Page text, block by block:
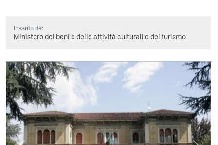
Inserito da:
Ministero dei beni e delle attività culturali e del turismo